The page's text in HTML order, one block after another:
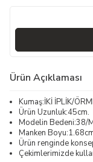
Ürün Açıklaması
Kumaş:İKİ İPLİK/
Ürün Uzunluk:45cm.
Modelin Bedeni:38/
Manken
Ürün renginde
Çekimlerimizde